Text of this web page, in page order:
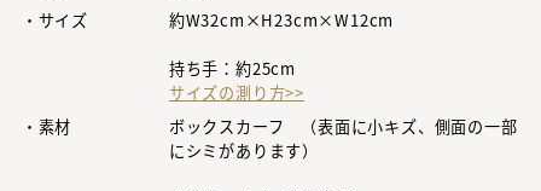
・サイズ
約W32cm×H23cm×W12cm
持ち手：約25cm
サイズの測り方>>
・素材
ボックスカーフ （表面に小キズ、側面の一部
にシミがあります）